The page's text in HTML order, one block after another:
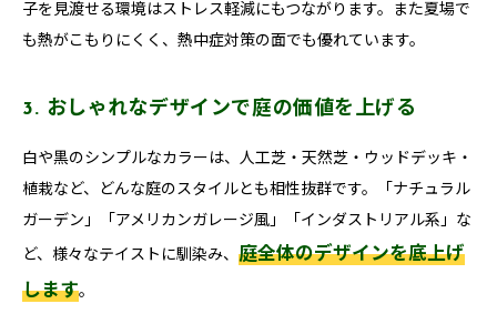
子を見渡せる環境はストレス軽減にもつながります。また夏場で
も熱がこもりにくく、熱中症対策の面でも優れています。
3. おしゃれなデザインで庭の価値を上げる
白や黒のシンプルなカラーは、人工芝・天然芝・ウッドデッキ・
植栽など、どんな庭のスタイルとも相性抜群です。「ナチュラル
ガーデン」「アメリカンガレージ風」「インダストリアル系」な
ど、様々なテイストに馴染み、 庭全体のデザインを底上げ
します。